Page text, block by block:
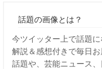
話題の画像とは？
今ツイッター上で話題
解説＆感想付きで毎日
話題や、芸能ニュース